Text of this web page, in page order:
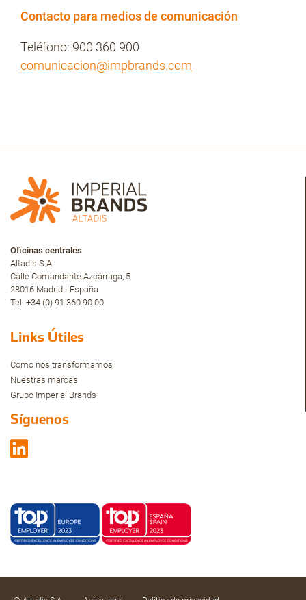
Contacto para medios de comunicación
Teléfono: 900 360 900
comunicacion@impbrands.com
Oficinas centrales
Altadis S.A.
Calle Comandante Azcárraga, 5
28016 Madrid - España
Tel: +34 (0) 91 360 90 00
Links Útiles
Como nos transformamos
Nuestras marcas
Grupo Imperial Brands
Síguenos